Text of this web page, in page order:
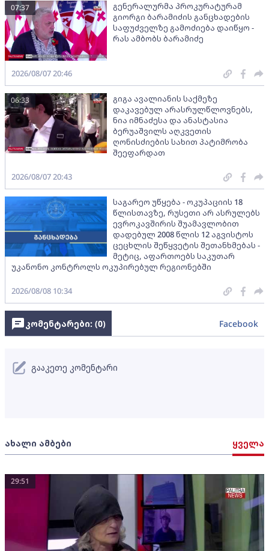
გენერალურმა პროკურატურამ
გიორგი ბარამიძის განცხადების
საფუძველზე გამოძიება დაიწყო -
რას ამბობს ბარამიძე
07:37
2026/08/07 20:46
გიგა ავალიანის საქმეზე
დაკავებულ არასრულწლოვნებს,
ნია იმნაძესა და ანასტასია
ბერუაშვილს აღკვეთის
ღონისძიების სახით პატიმრობა
შეეფარდათ
06:33
2026/08/07 20:43
საგარეო უწყება - ოკუპაციის 18
წლისთავზე, რუსეთი არ ასრულებს
ევროკავშირის შუამავლობით
დადებულ 2008 წლის 12 აგვისტოს
ცეცხლის შეწყვეტის შეთანხმებას -
მეტიც, აფართოებს საკუთარ
უკანონო კონტროლს ოკუპირებულ რეგიონებში
2026/08/08 10:34
ახალი ამბები ყველა
29:51
კომენტარები: (0) Facebook
გააკეთე კომენტარი